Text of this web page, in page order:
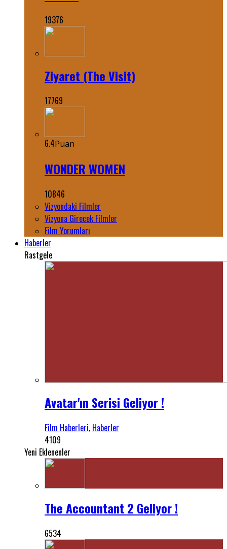
19376
Ziyaret (The Visit)
17769
6.4Puan
WONDER WOMEN
10846
Vizyondaki Filmler
Vizyona Girecek Filmler
Film Yorumları
Haberler
Rastgele
Avatar'ın Serisi Geliyor !
Film Haberleri, Haberler
4109
Yeni Eklenenler
The Accountant 2 Geliyor !
6534